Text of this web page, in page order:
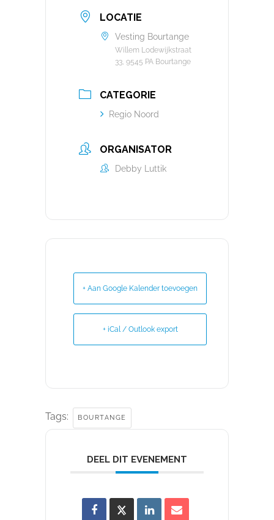
LOCATIE
Vesting Bourtange
Willem Lodewijkstraat
33, 9545 PA Bourtange
CATEGORIE
Regio Noord
ORGANISATOR
Debby Luttik
+ Aan Google Kalender toevoegen
+ iCal / Outlook export
Tags: BOURTANGE
DEEL DIT EVENEMENT